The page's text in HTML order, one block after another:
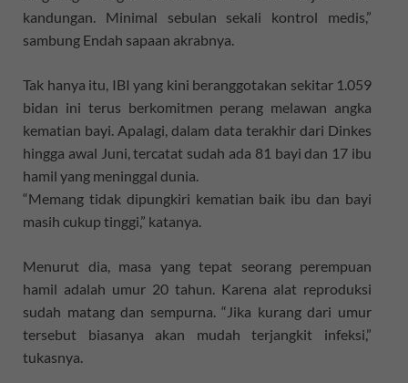
kandungan. Minimal sebulan sekali kontrol medis,”
sambung Endah sapaan akrabnya.
Tak hanya itu, IBI yang kini beranggotakan sekitar 1.059
bidan ini terus berkomitmen perang melawan angka
kematian bayi. Apalagi, dalam data terakhir dari Dinkes
hingga awal Juni, tercatat sudah ada 81 bayi dan 17 ibu
hamil yang meninggal dunia.
“Memang tidak dipungkiri kematian baik ibu dan bayi
masih cukup tinggi,” katanya.
Menurut dia, masa yang tepat seorang perempuan
hamil adalah umur 20 tahun. Karena alat reproduksi
sudah matang dan sempurna. “Jika kurang dari umur
tersebut biasanya akan mudah terjangkit infeksi,”
tukasnya.